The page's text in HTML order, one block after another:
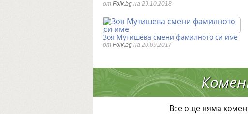
от Folk.bg на 29.10.2018
Зоя Мутишева смени фамилното си име
от Folk.bg на 20.09.2017
Все още няма